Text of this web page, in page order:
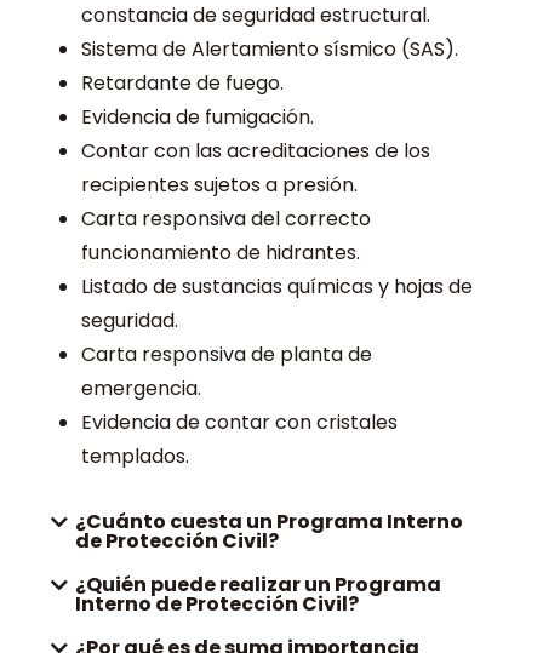
constancia de seguridad estructural.
Sistema de Alertamiento sísmico (SAS).
Retardante de fuego.
Evidencia de fumigación.
Contar con las acreditaciones de los
recipientes sujetos a presión.
Carta responsiva del correcto
funcionamiento de hidrantes.
Listado de sustancias químicas y hojas de
seguridad.
Carta responsiva de planta de
emergencia.
Evidencia de contar con cristales
templados.
¿Cuánto cuesta un Programa Interno
de Protección Civil?
¿Quién puede realizar un Programa
Interno de Protección Civil?